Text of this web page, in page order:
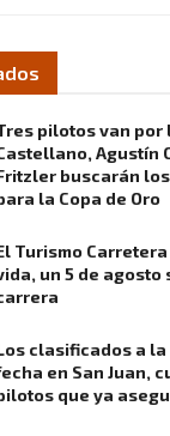
pilotos van
Agustín
buscarán
la Copa de Oro
Turismo
un 5 de
clasificados a la
en San Juan,
que ya